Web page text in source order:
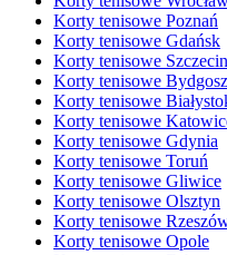
Korty tenisowe Poznań
Korty tenisowe Gdańsk
Korty tenisowe Szczecin
Korty tenisowe
Korty tenisowe
Korty tenisowe
Korty tenisowe Gdynia
Korty tenisowe Toruń
Korty tenisowe Gliwice
Korty tenisowe Olsztyn
Korty tenisowe
Korty tenisowe Opole